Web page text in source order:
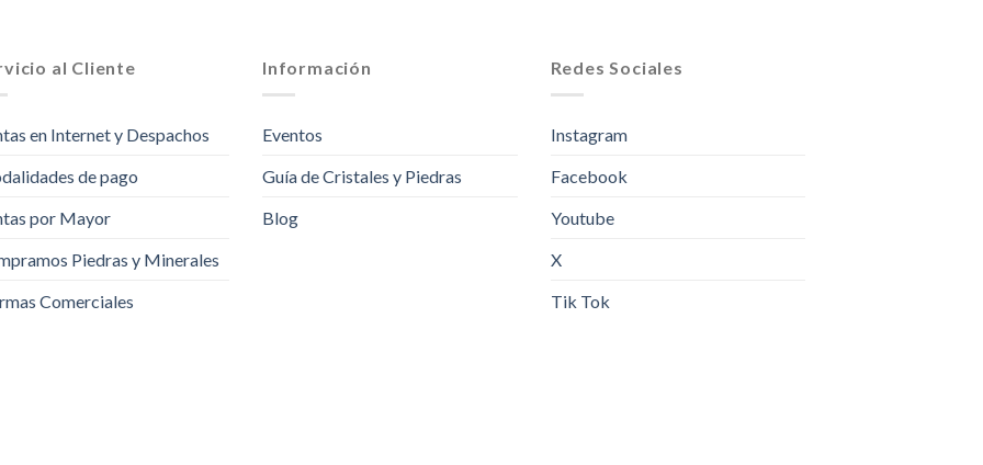
al Cliente
en Internet y Despachos
de pago
por Mayor
Piedras y Minerales
Comerciales
Información
Eventos
Guía de Cristales y Piedras
Blog
Redes Sociales
Instagram
Facebook
Youtube
X
Tik Tok